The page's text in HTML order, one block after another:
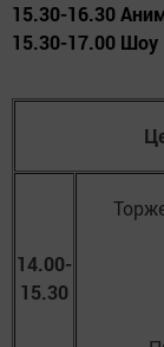
15.30-16.30
15.30-17.00
14.00-
15.30